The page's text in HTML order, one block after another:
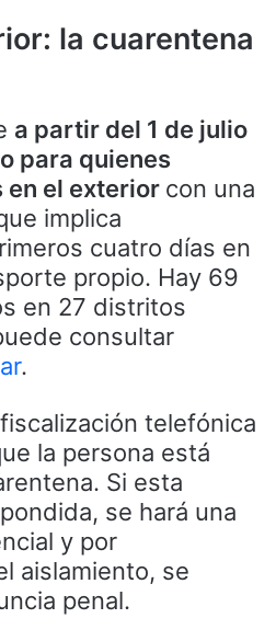
la cuarentena
a partir del 1 de julio
para quienes
en el exterior con una
implica
cuatro días en
propio. Hay 69
en 27 distritos
consultar
.
telefónica
la persona está
Si esta
se hará una
y por
aislamiento, se
penal.